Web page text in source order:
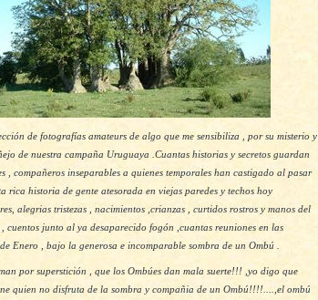
de fotografías amateurs de algo que me sensibiliza , por su misterio y
de nuestra campaña Uruguaya .Cuantas historias y secretos guardan
, compañeros inseparables a quienes temporales han castigado al pasar
rica historia de gente atesorada en viejas paredes y techos hoy
alegrias tristezas , nacimientos ,crianzas , curtidos rostros y manos del
cuentos junto al ya desaparecido fogón ,cuantas reuniones en las
Enero , bajo la generosa e incomparable sombra de un Ombú .
por superstición , que los Ombúes dan mala suerte!!! ,yo digo que
quien no disfruta de la sombra y compañia de un Ombú!!!!....,el ombú